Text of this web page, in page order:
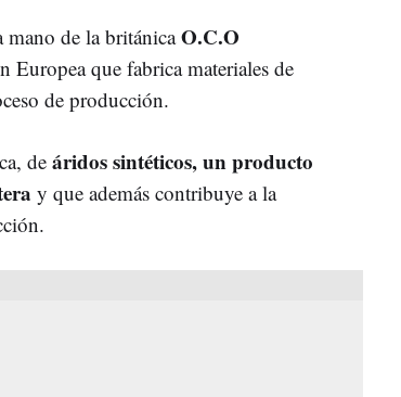
mano de la británicaO.C.O
Europea que fabrica materiales de
de producción.
de áridos sintéticos, un producto
y que además contribuye a la